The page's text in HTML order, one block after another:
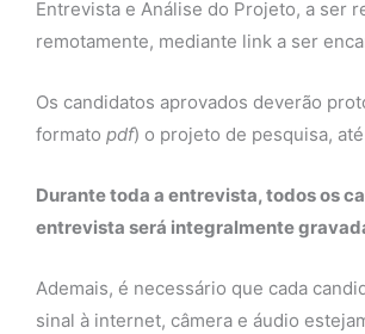
Entrevista e Análise do Projeto, a ser
remotamente, mediante link a ser
Os candidatos aprovados deverão
formatopdf) o projeto de pesquisa,
Durante toda a entrevista, todos os
entrevista será integralmente
Ademais, é necessário que cada
sinal à internet, câmera e áudio